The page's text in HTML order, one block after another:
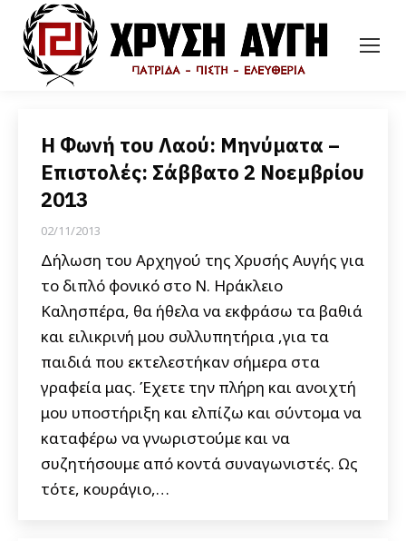
Η Φωνή του Λαού: Μηνύματα –
Επιστολές: Σάββατο 2 Νοεμβρίου
2013
02/11/2013
Δήλωση του Αρχηγού της Χρυσής Αυγής για
το διπλό φονικό στο Ν. Ηράκλειο
Καλησπέρα, θα ήθελα να εκφράσω τα βαθιά
και ειλικρινή μου συλλυπητήρια ,για τα
παιδιά που εκτελεστήκαν σήμερα στα
γραφεία μας. Έχετε την πλήρη και ανοιχτή
μου υποστήριξη και ελπίζω και σύντομα να
καταφέρω να γνωριστούμε και να
συζητήσουμε από κοντά συναγωνιστές. Ως
τότε, κουράγιο,…